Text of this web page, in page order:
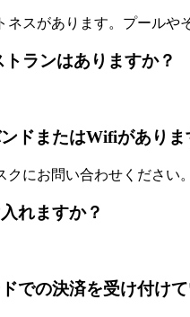
スがあります。プール
ランはありますか？
ドまたはWifiがありま
にお問い合わせください。
れますか？
での決済を受け付け